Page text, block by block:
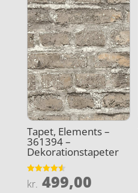
Tapet, Elements –
361394 –
Dekorationstapeter
Vurderet
4.6
kr. 499,00